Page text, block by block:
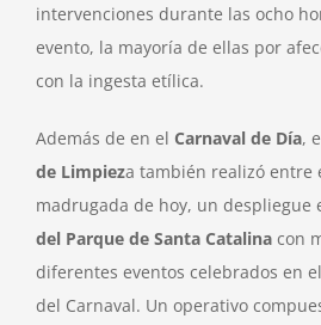
intervenciones durante las ocho
evento, la mayoría de ellas por
con la ingesta etílica.
Además de en el Carnaval de Día,
de Limpieza también realizó entre
madrugada de hoy, un despliegue
del Parque de Santa Catalina con
diferentes eventos celebrados en
del Carnaval. Un operativo